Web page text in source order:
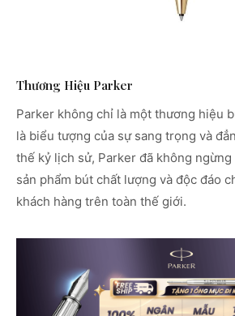
Thương Hiệu Parker
Parker không chỉ là một thương hiệu
là biểu tượng của sự sang trọng và
thế kỷ lịch sử, Parker đã không
sản phẩm bút chất lượng và độc đáo
khách hàng trên toàn thế giới.